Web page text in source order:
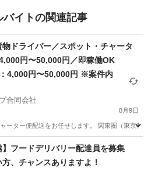
バイトの関連記事
物ドライバー／スポット・チャータ
円〜50,000円／即稼働OK
4,000円〜50,000円 ※案件内
合同会社
8月9日
ーター便配送をお任せします。 関東圏（東京
スポット
】フードデリバリー配達員を募集
、チャンスありますよ！